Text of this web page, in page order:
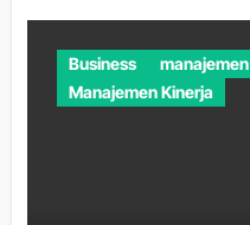
Business manajemen
Manajemen Kinerja